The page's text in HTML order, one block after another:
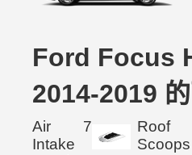
Ford Focus
2014-2019
Air
Intake
7
Roof
Scoops